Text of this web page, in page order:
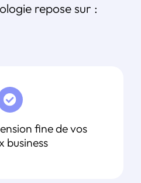
repose sur :
fine de vos
business